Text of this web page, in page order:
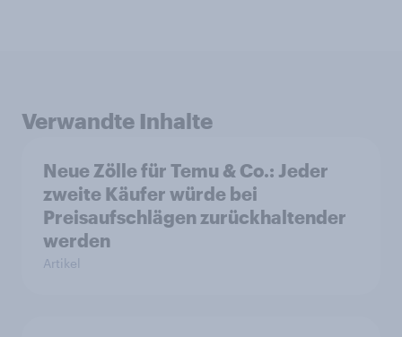
Verwandte Inhalte
Neue Zölle für Temu & Co.: Jeder
zweite Käufer würde bei
Preisaufschlägen zurückhaltender
werden
Artikel